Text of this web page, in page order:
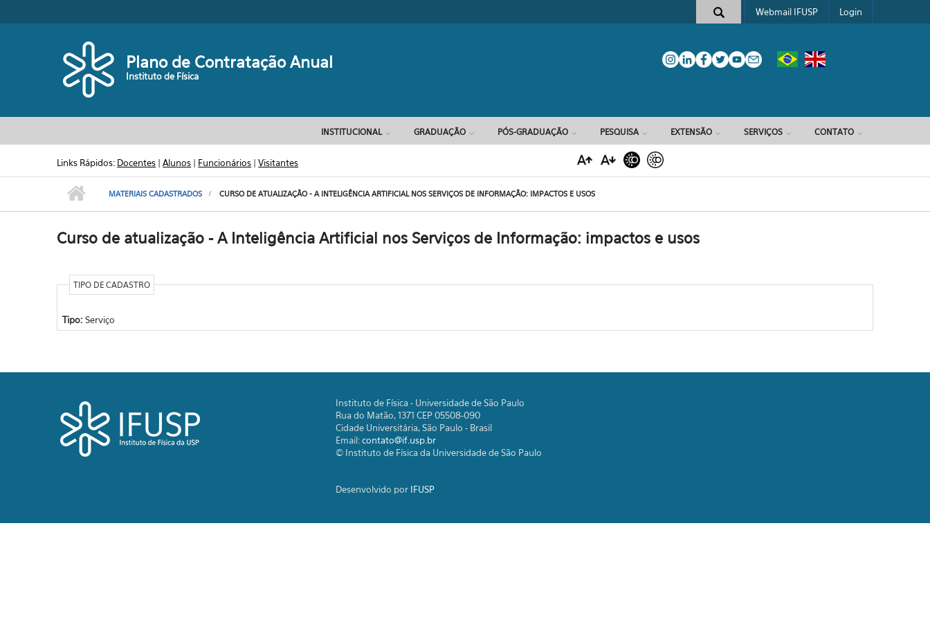
Formulário de busca
Webmail IFUSP Login
Plano de Contratação Anual
Instituto de Física
INSTITUCIONAL GRADUAÇÃO PÓS-GRADUAÇÃO PESQUISA EXTENSÃO SERVIÇOS CONTATO
Links Rápidos: Docentes |Alunos | Funcionários |Visitantes
MATERIAIS CADASTRADOS CURSO DE ATUALIZAÇÃO - A INTELIGÊNCIA ARTIFICIAL NOS SERVIÇOS DE INFORMAÇÃO: IMPACTOS E USOS
Curso de atualização - A Inteligência Artificial nos Serviços de Informação: impactos e usos
TIPO DE CADASTRO
Tipo: Serviço
Instituto de Física - Universidade de São Paulo
Rua do Matão, 1371 CEP 05508-090
Cidade Universitária, São Paulo - Brasil
Email:contato@if.usp.br
© Instituto de Física da Universidade de São Paulo
Desenvolvido por IFUSP